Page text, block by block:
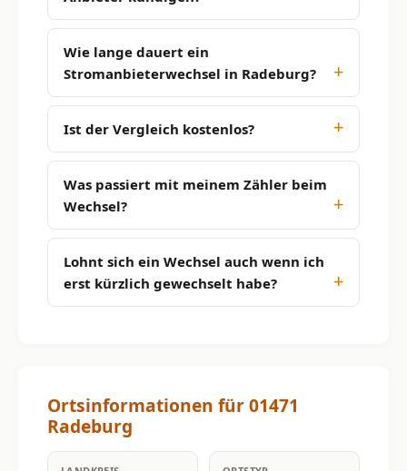
Wie lange dauert ein
Stromanbieterwechsel in Radeburg?
Ist der Vergleich kostenlos?
Was passiert mit meinem Zähler beim
Wechsel?
Lohnt sich ein Wechsel auch wenn ich
erst kürzlich gewechselt habe?
Ortsinformationen für 01471
Radeburg